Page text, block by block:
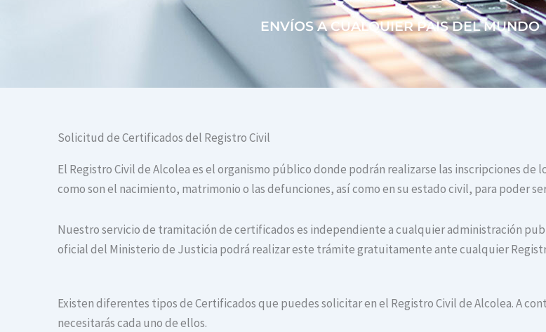
ENVÍOS A CUALQUIER PAIS DEL MUNDO
Solicitud de Certificados del Registro Civil
El Registro Civil de Alcolea es el organismo público donde podrán realizarse las inscripciones de
como son el nacimiento, matrimonio o las defunciones, así como en su estado civil, para poder
Nuestro servicio de tramitación de certificados es independiente a cualquier administración
oficial del Ministerio de Justicia podrá realizar este trámite gratuitamente ante cualquier
Existen diferentes tipos de Certificados que puedes solicitar en el Registro Civil de Alcolea. A
necesitarás cada uno de ellos.